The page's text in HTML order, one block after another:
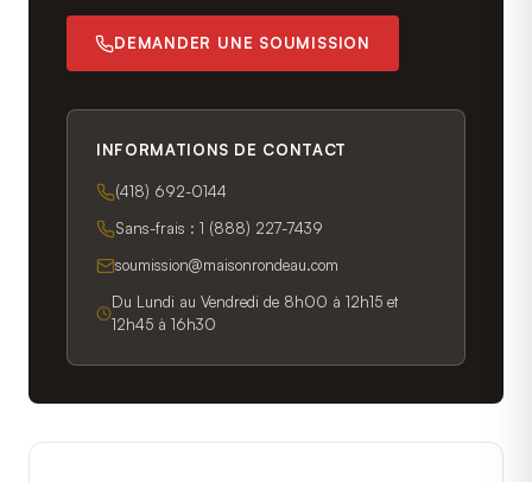
DEMANDER UNE SOUMISSION
INFORMATIONS DE CONTACT
(418) 692-0144
Sans-frais : 1 (888) 227-7439
soumission@maisonrondeau.com
Du Lundi au Vendredi de 8h00 à 12h15 et
12h45 à 16h30